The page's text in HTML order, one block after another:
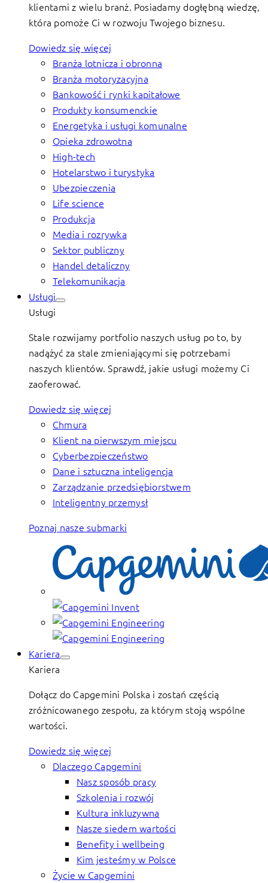
klientami z wielu branż. Posiadamy dogłębną wiedzę,
która pomoże Ci w rozwoju Twojego biznesu.
Dowiedz się więcej
Branża lotnicza i obronna
Branża motoryzacyjna
Bankowość i rynki kapitałowe
Produkty konsumenckie
Energetyka i usługi komunalne
Opieka zdrowotna
High-tech
Hotelarstwo i turystyka
Ubezpieczenia
Life science
Produkcja
Media i rozrywka
Sektor publiczny
Handel detaliczny
Telekomunikacja
Usługi
Usługi
Stale rozwijamy portfolio naszych usług po to, by
nadążyć za stale zmieniającymi się potrzebami
naszych klientów. Sprawdź, jakie usługi możemy Ci
zaoferować.
Dowiedz się więcej
Chmura
Klient na pierwszym miejscu
Cyberbezpieczeństwo
Dane i sztuczna inteligencja
Zarządzanie przedsiębiorstwem
Inteligentny przemysł
Poznaj nasze submarki
Kariera
Kariera
Dołącz do Capgemini Polska i zostań częścią
zróżnicowanego zespołu, za którym stoją wspólne
wartości.
Dowiedz się więcej
Dlaczego Capgemini
Nasz sposób pracy
Szkolenia i rozwój
Kultura inkluzywna
Nasze siedem wartości
Benefity i wellbeing
Kim jesteśmy w Polsce
Życie w Capgemini